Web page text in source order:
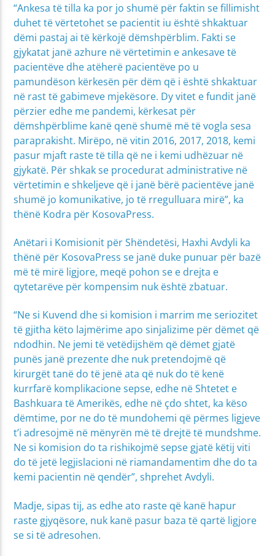
“Ankesa të tilla ka por jo shumë për faktin se fillimisht
duhet të vërtetohet se pacientit iu është shkaktuar
dëmi pastaj ai të kërkojë dëmshpërblim. Fakti se
gjykatat janë azhure në vërtetimin e ankesave të
pacientëve dhe atëherë pacientëve po u
pamundëson kërkesën për dëm që i është shkaktuar
në rast të gabimeve mjekësore. Dy vitet e fundit janë
përzier edhe me pandemi, kërkesat për
dëmshpërblime kanë qenë shumë më të vogla sesa
paraprakisht. Mirëpo, në vitin 2016, 2017, 2018, kemi
pasur mjaft raste të tilla që ne i kemi udhëzuar në
gjykatë. Për shkak se procedurat administrative në
vërtetimin e shkeljeve që i janë bërë pacientëve janë
shumë jo komunikative, jo të rregulluara mirë”, ka
thënë Kodra për KosovaPress.
Anëtari i Komisionit për Shëndetësi, Haxhi Avdyli ka
thënë për KosovaPress se janë duke punuar për bazë
më të mirë ligjore, meqë pohon se e drejta e
qytetarëve për kompensim nuk është zbatuar.
“Ne si Kuvend dhe si komision i marrim me seriozitet
të gjitha këto lajmërime apo sinjalizime për dëmet që
ndodhin. Ne jemi të vetëdijshëm që dëmet gjatë
punës janë prezente dhe nuk pretendojmë që
kirurgët tanë do të jenë ata që nuk do të kenë
kurrfarë komplikacione sepse, edhe në Shtetet e
Bashkuara të Amerikës, edhe në çdo shtet, ka këso
dëmtime, por ne do të mundohemi që përmes ligjeve
t’i adresojmë në mënyrën më të drejtë të mundshme.
Ne si komision do ta rishikojmë sepse gjatë këtij viti
do të jetë legjislacioni në riamandamentim dhe do ta
kemi pacientin në qendër”, shprehet Avdyli.
Madje, sipas tij, as edhe ato raste që kanë hapur
raste gjyqësore, nuk kanë pasur baza të qartë ligjore
se si të adresohen.